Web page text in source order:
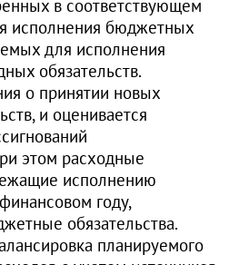
в соответствующем
исполнения бюджетных
для исполнения
обязательств.
о принятии новых
и оценивается
этом расходные
исполнению
году,
обязательства.
планируемого